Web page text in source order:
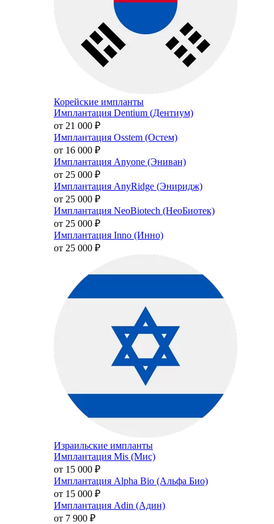
Корейские импланты
Имплантация Dentium (Дентиум)
от 21 000 ₽
Имплантация Osstem (Остем)
от 16 000 ₽
Имплантация Anyone (Эниван)
от 25 000 ₽
Имплантация AnyRidge (Эниридж)
от 25 000 ₽
Имплантация NeoBiotech (НеоБиотек)
от 25 000 ₽
Имплантация Inno (Инно)
от 25 000 ₽
Израильские импланты
Имплантация Mis (Мис)
от 15 000 ₽
Имплантация Alpha Bio (Альфа Био)
от 15 000 ₽
Имплантация Adin (Адин)
от 7 900 ₽